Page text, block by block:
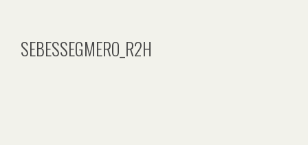
SEBESSEGMERO_R2H